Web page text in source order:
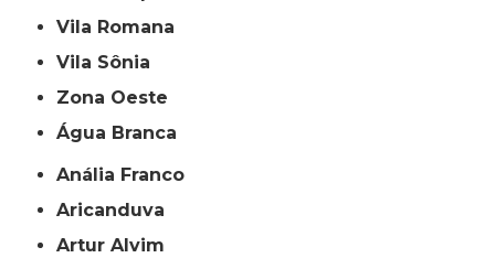
Vila Romana
Vila Sônia
Zona Oeste
Água Branca
Anália Franco
Aricanduva
Artur Alvim